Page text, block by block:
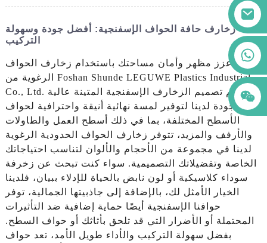
زخارف حافة الحواف الإسفنجية: أفضل جودة وسهولة
التركيب
عزز مظهر وأمان مساحتك باستخدام زخارف الحواف
الرغوية من Foshan Shunde LEGUWE Plastics Industrial
Co., Ltd. تم تصميم الزخارف الإسفنجية المتينة عالية
الجودة لدينا لتوفير لمسة نهائية أنيقة واحترافية لحواف
الأسطح المختلفة، بما في ذلك أسطح العمل والطاولات
والأرفف والمزيد، تتوفر زخارف الحواف الحدودية الرغوية
لدينا في مجموعة من الأحجام والألوان لتناسب احتياجاتك
الخاصة وتفضيلاتك التصميمية. سواء كنت تبحث عن زخرفة
سوداء كلاسيكية أو لون نابض بالحياة للإدلاء ببيان، فلدينا
الخيار الأمثل لك، بالإضافة إلى جاذبيتها الجمالية، توفر
حوافنا الإسفنجية أيضًا حماية إضافية ضد التأثيرات
المحتملة أو الأضرار التي قد تلحق بأثاثك أو حواف السطح.
بفضل سهولة التركيب والأداء طويل الأمد، تعد حواف